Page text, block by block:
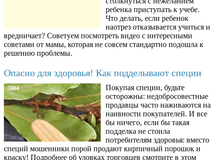
ребенка приступать к учебе.
Что делать, если ребенок
наотрез отказывается учиться и
вредничает? Советуем посмотреть видео с интересными
советами от мамы, которая не совсем стандартно подошла к
решению проблемы.
Опасно для здоровья! Как подделывают специи
5904
Покупая специи, будьте
осторожны: недобросовестные
продавцы часто наживаются на
наивности покупателей. И все
бы ничего, если бы такая
подделка не стоила
потребителям здоровья: вместо
специй мошенники порой продают кирпичный порошок и
краску! Подробнее об уловках торговцев смотрите в этом